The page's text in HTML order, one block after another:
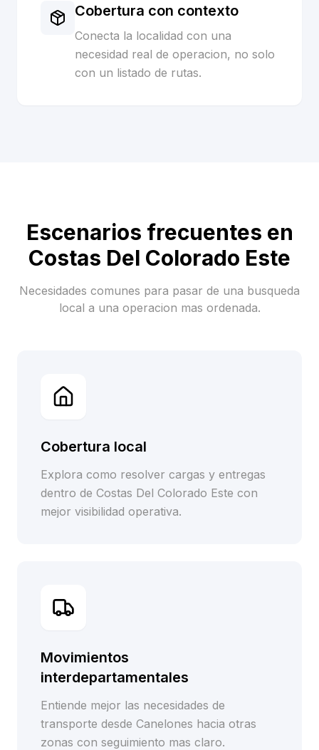
Cobertura con contexto
Conecta la localidad con una
necesidad real de operacion, no solo
con un listado de rutas.
Escenarios frecuentes en
Costas Del Colorado Este
Necesidades comunes para pasar de una busqueda
local a una operacion mas ordenada.
Cobertura local
Explora como resolver cargas y entregas
dentro de Costas Del Colorado Este con
mejor visibilidad operativa.
Movimientos
interdepartamentales
Entiende mejor las necesidades de
transporte desde Canelones hacia otras
zonas con seguimiento mas claro.